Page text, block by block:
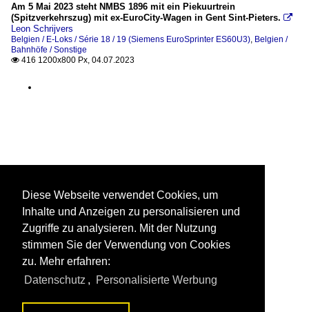
Am 5 Mai 2023 steht NMBS 1896 mit ein Piekuurtrein
(Spitzverkehrszug) mit ex-EuroCity-Wagen in Gent Sint-Pieters. 
Leon Schrijvers
Belgien / E-Loks / Série 18 / 19 (Siemens EuroSprinter ES60U3), Belgien /
Bahnhöfe / Sonstige
 416 1200x800 Px, 04.07.2023
Diese Webseite verwendet Cookies, um
Inhalte und Anzeigen zu personalisieren und
Zugriffe zu analysieren. Mit der Nutzung
stimmen Sie der Verwendung von Cookies
zu. Mehr erfahren:
Datenschutz , Personalisierte Werbung